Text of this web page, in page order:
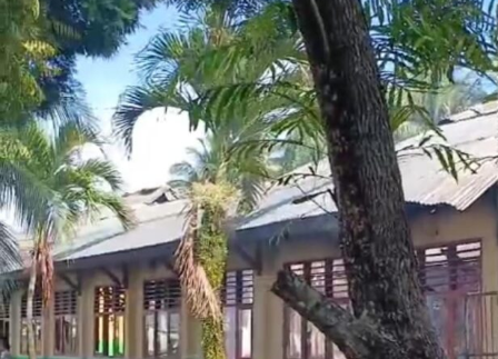
tim gabungan mengamankan sejumlah barang bukti
operasional, meliputi dua karung material batu galian,
dua buah pipa karbon, tiga mata borjet hammer, serta
satu buah mangkuk plastik warna biru.
Selain menyegel lubang tambang dan mengamankan
barang bukti material serta alat pengolahan, petugas
turut menempelkan surat imbauan tertulis di sekitar
area penambangan agar tidak ada lagi aktivitas ilegal
yang berlangsung.
Kendati saat tim tiba di lokasi tidak ditemukan adanya
aktivitas penambangan yang tengah berjalan, seluruh
rangkaian kegiatan penyelidikan berlangsung aman,